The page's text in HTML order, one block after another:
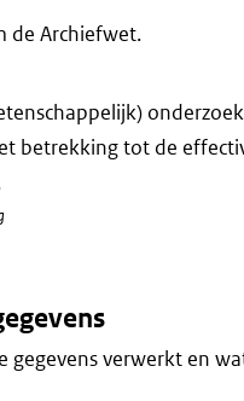
de Archiefwet.
betrekking tot de
gegevens verwerkt en